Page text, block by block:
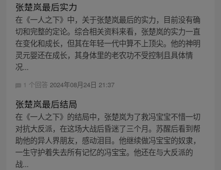
张楚岚最后实力
在《一人之下》中，关于张楚岚最后的实力，目前没有确
切和完整的定论。综合相关资料来看，张楚岚的实力一直
在变化和成长，但其在年轻一代中算不上顶尖。他的神明
灵元婴还在成长，其身体里的老农功不受控制且具体情
况...
1 个回答 2024年08月24日 21:37
张楚岚最后结局
在《一人之下》的结局中，张楚岚为了救冯宝宝不惜一切
对抗大反派，在这场大战后昏迷了三个月。苏醒后看到帮
助他的异人界朋友，感动泪目。他继续做冯宝宝的奴隶，
一生守护着失去所有记忆的冯宝宝。他还在与大反派的
战...